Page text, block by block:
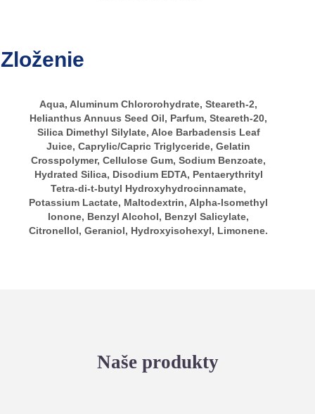
Zloženie
Aqua, Aluminum Chlororohydrate, Steareth-2,
Helianthus Annuus Seed Oil, Parfum, Steareth-20,
Silica Dimethyl Silylate, Aloe Barbadensis Leaf
Juice, Caprylic/Capric Triglyceride, Gelatin
Crosspolymer, Cellulose Gum, Sodium Benzoate,
Hydrated Silica, Disodium EDTA, Pentaerythrityl
Tetra-di-t-butyl Hydroxyhydrocinnamate,
Potassium Lactate, Maltodextrin, Alpha-Isomethyl
Ionone, Benzyl Alcohol, Benzyl Salicylate,
Citronellol, Geraniol, Hydroxyisohexyl, Limonene.
Naše produkty